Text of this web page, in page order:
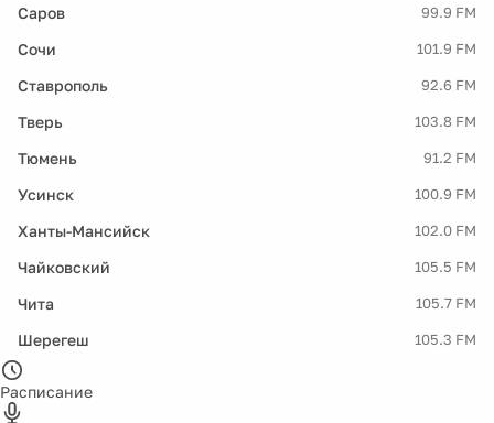
Саров 99.9 FM
Сочи 101.9 FM
Ставрополь 92.6 FM
Тверь 103.8 FM
Тюмень 91.2 FM
Усинск 100.9 FM
Ханты-Мансийск 102.0 FM
Чайковский 105.5 FM
Чита 105.7 FM
Шерегеш 105.3 FM
Расписание